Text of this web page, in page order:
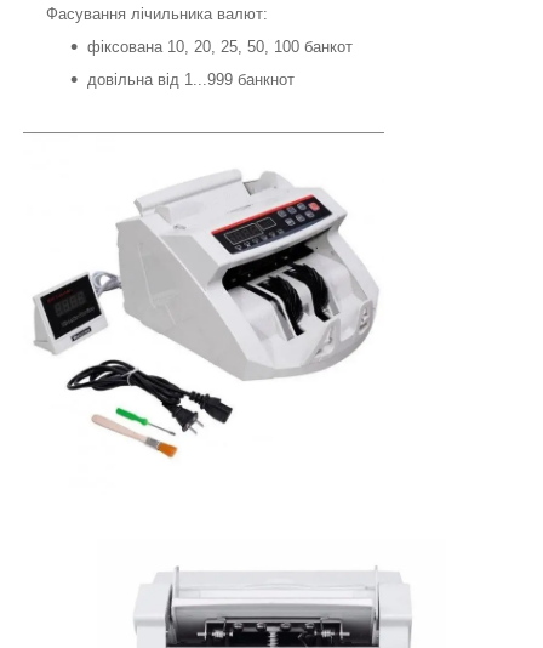
Фасування лічильника валют:
фіксована 10, 20, 25, 50, 100 банкот
довільна від 1...999 банкнот